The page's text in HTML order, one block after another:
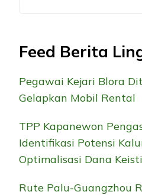
Feed Berita
Pegawai Kejari Blora
Gelapkan Mobil Rental
TPP Kapanewon
Identifikasi Potensi
Optimalisasi Dana
Rute Palu-Guangzhou